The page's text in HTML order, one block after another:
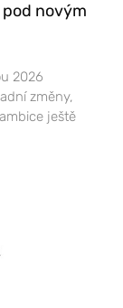
novým
2026
změny,
ještě